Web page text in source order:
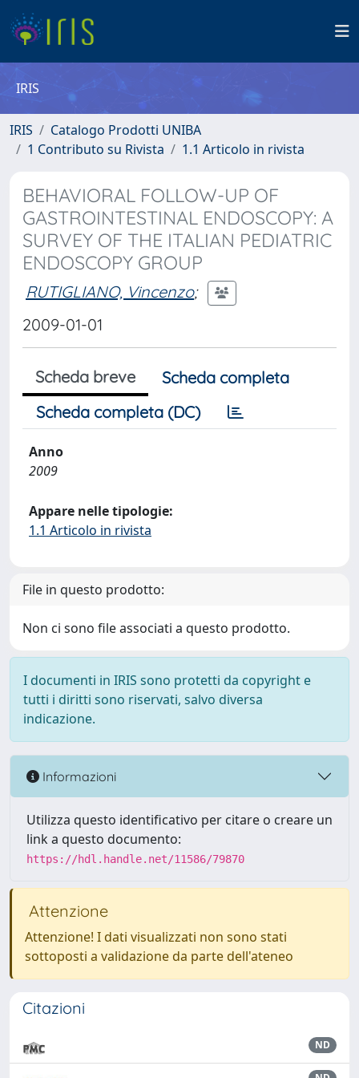
IRIS
IRIS
Catalogo Prodotti UNIBA
1 Contributo su Rivista
1.1 Articolo in rivista
BEHAVIORAL FOLLOW-UP OF
GASTROINTESTINAL ENDOSCOPY: A
SURVEY OF THE ITALIAN PEDIATRIC
ENDOSCOPY GROUP
RUTIGLIANO, Vincenzo;
2009-01-01
Scheda breve
Scheda completa
Scheda completa (DC)
Anno
2009
Appare nelle tipologie:
1.1 Articolo in rivista
File in questo prodotto:
Non ci sono file associati a questo prodotto.
I documenti in IRIS sono protetti da copyright e
tutti i diritti sono riservati, salvo diversa
indicazione.
Informazioni
Utilizza questo identificativo per citare o creare un
link a questo documento:
https://hdl.handle.net/11586/79870
Attenzione
Attenzione! I dati visualizzati non sono stati
sottoposti a validazione da parte dell'ateneo
Citazioni
ND